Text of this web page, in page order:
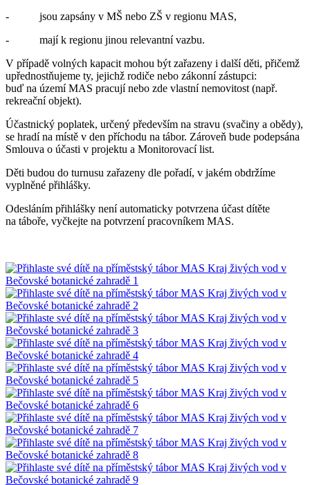
- jsou zapsány v MŠ nebo ZŠ v regionu MAS,
- mají k regionu jinou relevantní vazbu.
V případě volných kapacit mohou být zařazeny i další děti, přičemž
upřednostňujeme ty, jejichž rodiče nebo zákonní zástupci:
buď na území MAS pracují nebo zde vlastní nemovitost (např.
rekreační objekt).
Účastnický poplatek, určený především na stravu (svačiny a obědy),
se hradí na místě v den příchodu na tábor. Zároveň bude podepsána
Smlouva o účasti v projektu a Monitorovací list.
Děti budou do turnusu zařazeny dle pořadí, v jakém obdržíme
vyplněné přihlášky.
Odesláním přihlášky není automaticky potvrzena účast dítěte
na táboře, vyčkejte na potvrzení pracovníkem MAS.